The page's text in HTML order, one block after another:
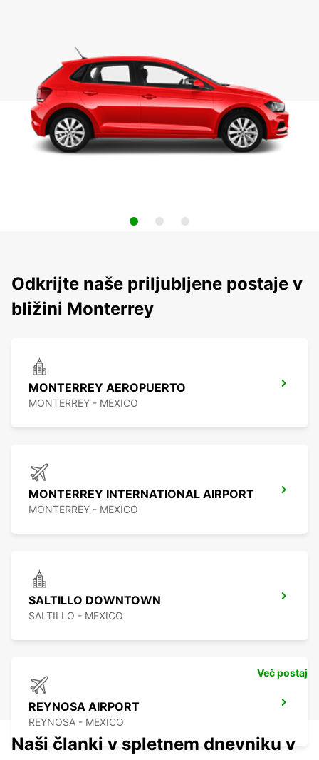
Odkrijte naše priljubljene postaje v
bližini Monterrey
MONTERREY AEROPUERTO
MONTERREY - MEXICO
MONTERREY INTERNATIONAL AIRPORT
MONTERREY - MEXICO
SALTILLO DOWNTOWN
SALTILLO - MEXICO
REYNOSA AIRPORT
REYNOSA - MEXICO
Več postaj
Naši članki v spletnem dnevniku v